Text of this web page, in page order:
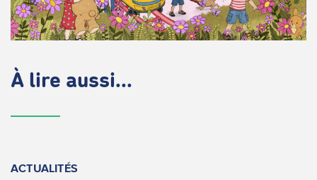
À lire aussi...
ACTUALITÉS